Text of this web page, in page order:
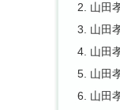
山田
山田
山田
山田
山田